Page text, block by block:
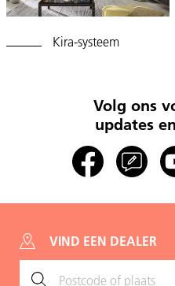
Kira-systeem
Volg ons
updates
VIND EEN DEALER